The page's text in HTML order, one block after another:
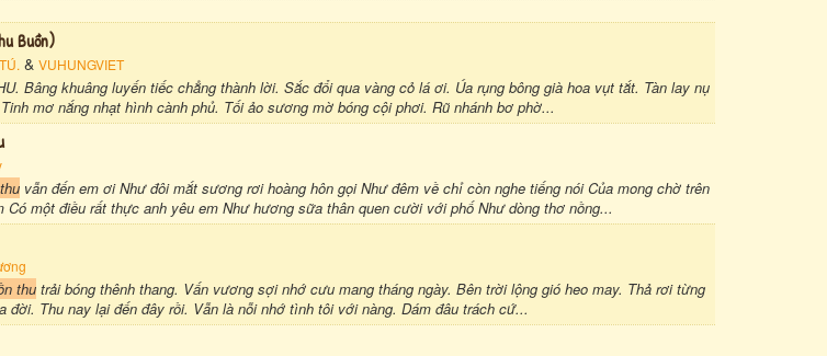
Buồn)
& VUHUNGVIET
Bâng khuâng luyến tiếc chẳng thành lời. Sắc đổi qua vàng cỏ lá ơi. Úa rụng bông già hoa vụt tắt. Tàn lay nụ
mơ nắng nhạt hình cành phủ. Tối ảo sương mờ bóng cội phơi. Rũ nhánh bơ phờ...
vẫn đến em ơi Như đôi mắt sương rơi hoàng hôn gọi Như đêm về chỉ còn nghe tiếng nói Của mong chờ trên
Có một điều rất thực anh yêu em Như hương sữa thân quen cười với phố Như dòng thơ nồng...
thu trải bóng thênh thang. Vấn vương sợi nhớ cưu mang tháng ngày. Bên trời lộng gió heo may. Thả rơi từng
đời. Thu nay lại đến đây rồi. Vẫn là nỗi nhớ tình tôi với nàng. Dám đâu trách cứ...